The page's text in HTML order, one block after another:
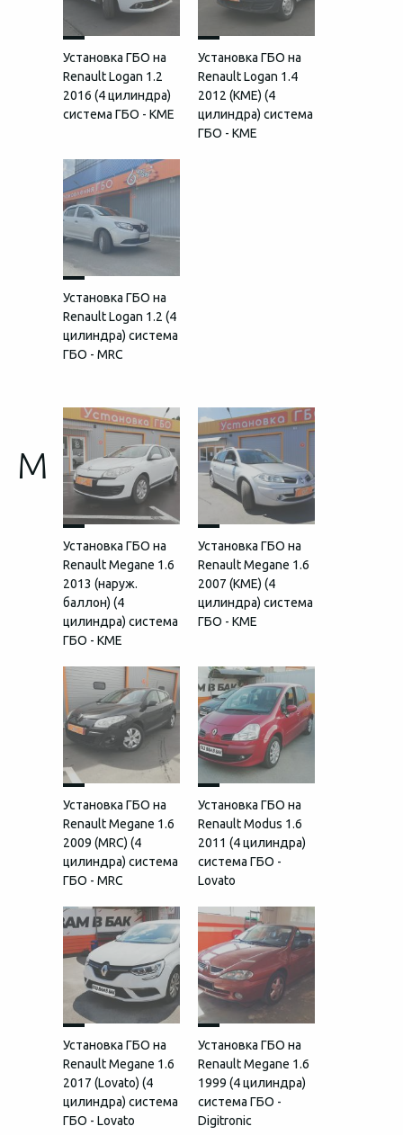
Установка ГБО на
Renault Logan 1.2
2016 (4 цилиндра)
система ГБО - KME
Установка ГБО на
Renault Logan 1.4
2012 (КМЕ) (4
цилиндра) система
ГБО - KME
Установка ГБО на
Renault Logan 1.2 (4
цилиндра) система
ГБО - MRC
M
Установка ГБО на
Renault Megane 1.6
2013 (наруж.
баллон) (4
цилиндра) система
ГБО - KME
Установка ГБО на
Renault Megane 1.6
2007 (КМЕ) (4
цилиндра) система
ГБО - KME
Установка ГБО на
Renault Megane 1.6
2009 (MRC) (4
цилиндра) система
ГБО - MRC
Установка ГБО на
Renault Modus 1.6
2011 (4 цилиндра)
система ГБО -
Lovato
Установка ГБО на
Renault Megane 1.6
2017 (Lovato) (4
цилиндра) система
ГБО - Lovato
Установка ГБО на
Renault Megane 1.6
1999 (4 цилиндра)
система ГБО -
Digitronic